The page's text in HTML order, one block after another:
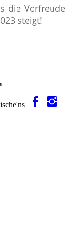
die Vorfreude
steigt!